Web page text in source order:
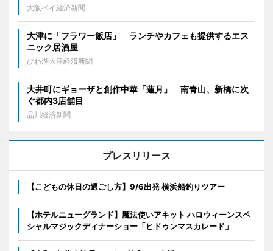
大阪ベイ経済新聞
大津に「フラワー飯店」 ランチやカフェも提供するエス
ニック居酒屋
びわ湖大津経済新聞
大井町にギョーザと創作中華「蓮月」 南青山、新橋に次
ぐ都内3店舗目
品川経済新聞
プレスリリース
【こどもの休日の過ごし方】9/6出発 横浜船釣りツアー
【ホテルニューグランド】魔法使いアキット ハロウィーンスペ
シャルマジックディナーショー「ヒドゥンマスカレード」